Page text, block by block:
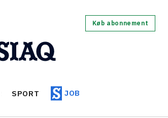
Køb abonnement
SPORT JOB